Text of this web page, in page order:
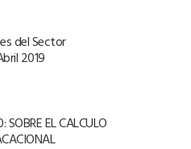
del Sector
2019
SOBRE EL CALCULO